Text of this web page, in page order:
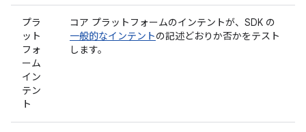
プラ
ット
フォ
ーム
イン
テン
ト
コア プラットフォームのインテントが、SDK の
一般的なインテントの記述どおりか否かをテスト
します。